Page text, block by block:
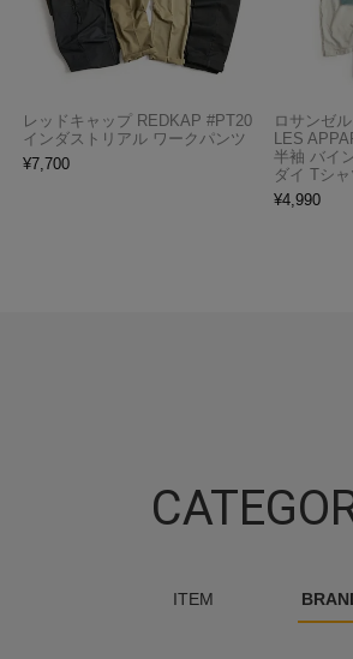
レッドキャップ REDKAP #PT20
インダストリアル ワークパンツ
¥7,700
ロサンゼ
LES
半袖 バイ
ダイ Tシャ
¥4,990
ITEM